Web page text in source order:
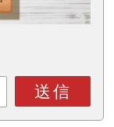
送信